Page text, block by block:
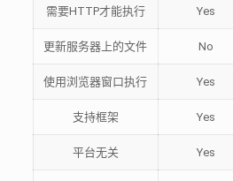
需要HTTP才能执行 Yes
更新服务器上的文件 No
使用浏览器窗口执行 Yes
支持框架 Yes
平台无关 Yes